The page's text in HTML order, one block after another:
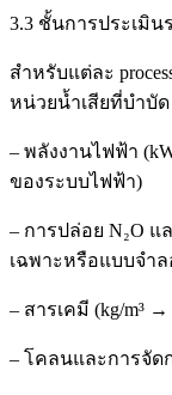
3.3 ชั้นการประเมิ
สำหรับแต่ละ
หน่วยน้ำเสียที่บำบัด
– พลังงานไฟฟ้า
ของระบบไฟฟ้า)
– การปล่อย N₂O แ
เฉพาะหรือแบบจำ
– สารเคมี (kg/m³ →
– โคลนและการจัดก